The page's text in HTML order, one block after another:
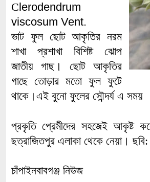
Clerodendrum
viscosum Vent.
ভাট ফুল ছোট আকৃতির নরম
শাখা
প্রশাখা বিশিষ্ট
ঝোপ
জাতীয়
গাছ। ছোট আকৃতির
গাছে তোড়ার মতো ফুল ফুটে
থাকে।এই বুনো ফুলের সৌন্দর্য এ সময়
প্রকৃতি প্রেমীদের সহজেই আকৃষ্ট
ছত্রাজিতপুর এলাকা থেকে নেয়া। ছবি:
চাঁপাইনবাবগঞ্জ নিউজ